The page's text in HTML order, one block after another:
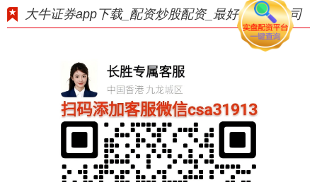
大牛证券app下载_配资炒股配资_最好的配资公司